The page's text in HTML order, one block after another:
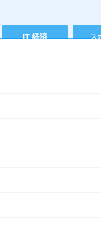
IT 経済 ス